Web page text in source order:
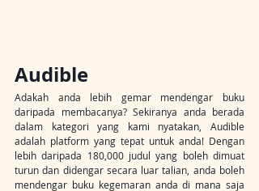
Audible
Adakah anda lebih gemar mendengar buku
daripada membacanya? Sekiranya anda berada
dalam kategori yang kami nyatakan, Audible
adalah platform yang tepat untuk anda! Dengan
lebih daripada 180,000 judul yang boleh dimuat
turun dan didengar secara luar talian, anda boleh
mendengar buku kegemaran anda di mana saja